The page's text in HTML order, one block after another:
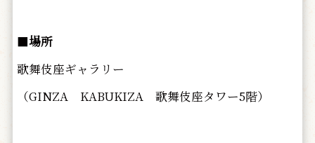
■場所
歌舞伎座ギャラリー
（GINZA KABUKIZA 歌舞伎座タワー5階）